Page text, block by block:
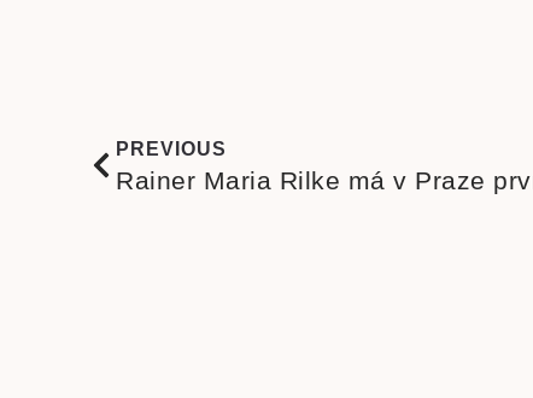
PREVIOUS
Rainer Maria Rilke má v Praze